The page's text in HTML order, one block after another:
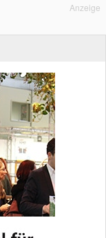
Anzeige